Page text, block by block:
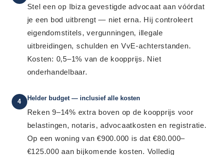
Stel een op Ibiza gevestigde advocaat aan vóórdat
je een bod uitbrengt — niet erna. Hij controleert
eigendomstitels, vergunningen, illegale
uitbreidingen, schulden en VvE-achterstanden.
Kosten: 0,5–1% van de koopprijs. Niet
onderhandelbaar.
4 Helder budget — inclusief alle kosten
Reken 9–14% extra boven op de koopprijs voor
belastingen, notaris, advocaatkosten en registratie.
Op een woning van €900.000 is dat €80.000–
€125.000 aan bijkomende kosten. Volledig